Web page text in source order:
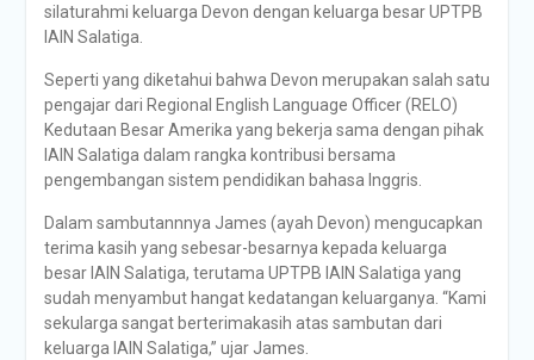
silaturahmi keluarga Devon dengan keluarga besar UPTPB
IAIN Salatiga.
Seperti yang diketahui bahwa Devon merupakan salah satu
pengajar dari Regional English Language Officer (RELO)
Kedutaan Besar Amerika yang bekerja sama dengan pihak
IAIN Salatiga dalam rangka kontribusi bersama
pengembangan sistem pendidikan bahasa Inggris.
Dalam sambutannnya James (ayah Devon) mengucapkan
terima kasih yang sebesar-besarnya kepada keluarga
besar IAIN Salatiga, terutama UPTPB IAIN Salatiga yang
sudah menyambut hangat kedatangan keluarganya. “Kami
sekularga sangat berterimakasih atas sambutan dari
keluarga IAIN Salatiga,” ujar James.